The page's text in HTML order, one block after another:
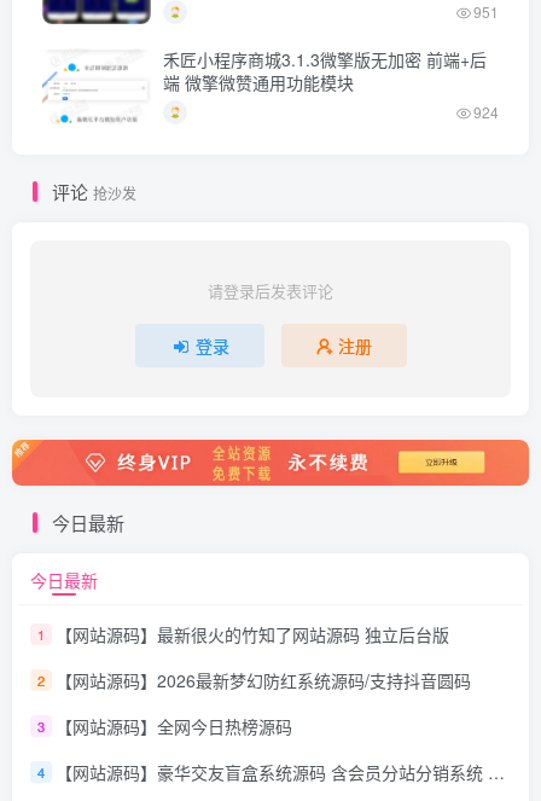
951
禾匠小程序商城3.1.3微擎版无加密 前端+后
端 微擎微赞通用功能模块
924
评论 抢沙发
请登录后发表评论
登录 注册
今日最新
今日最新
1 【网站源码】最新很火的竹知了网站源码 独立后台版
2 【网站源码】2026最新梦幻防红系统源码/支持抖音圆码
3 【网站源码】全网今日热榜源码
4 【网站源码】豪华交友盲盒系统源码 含会员分站分销系统 可易支付